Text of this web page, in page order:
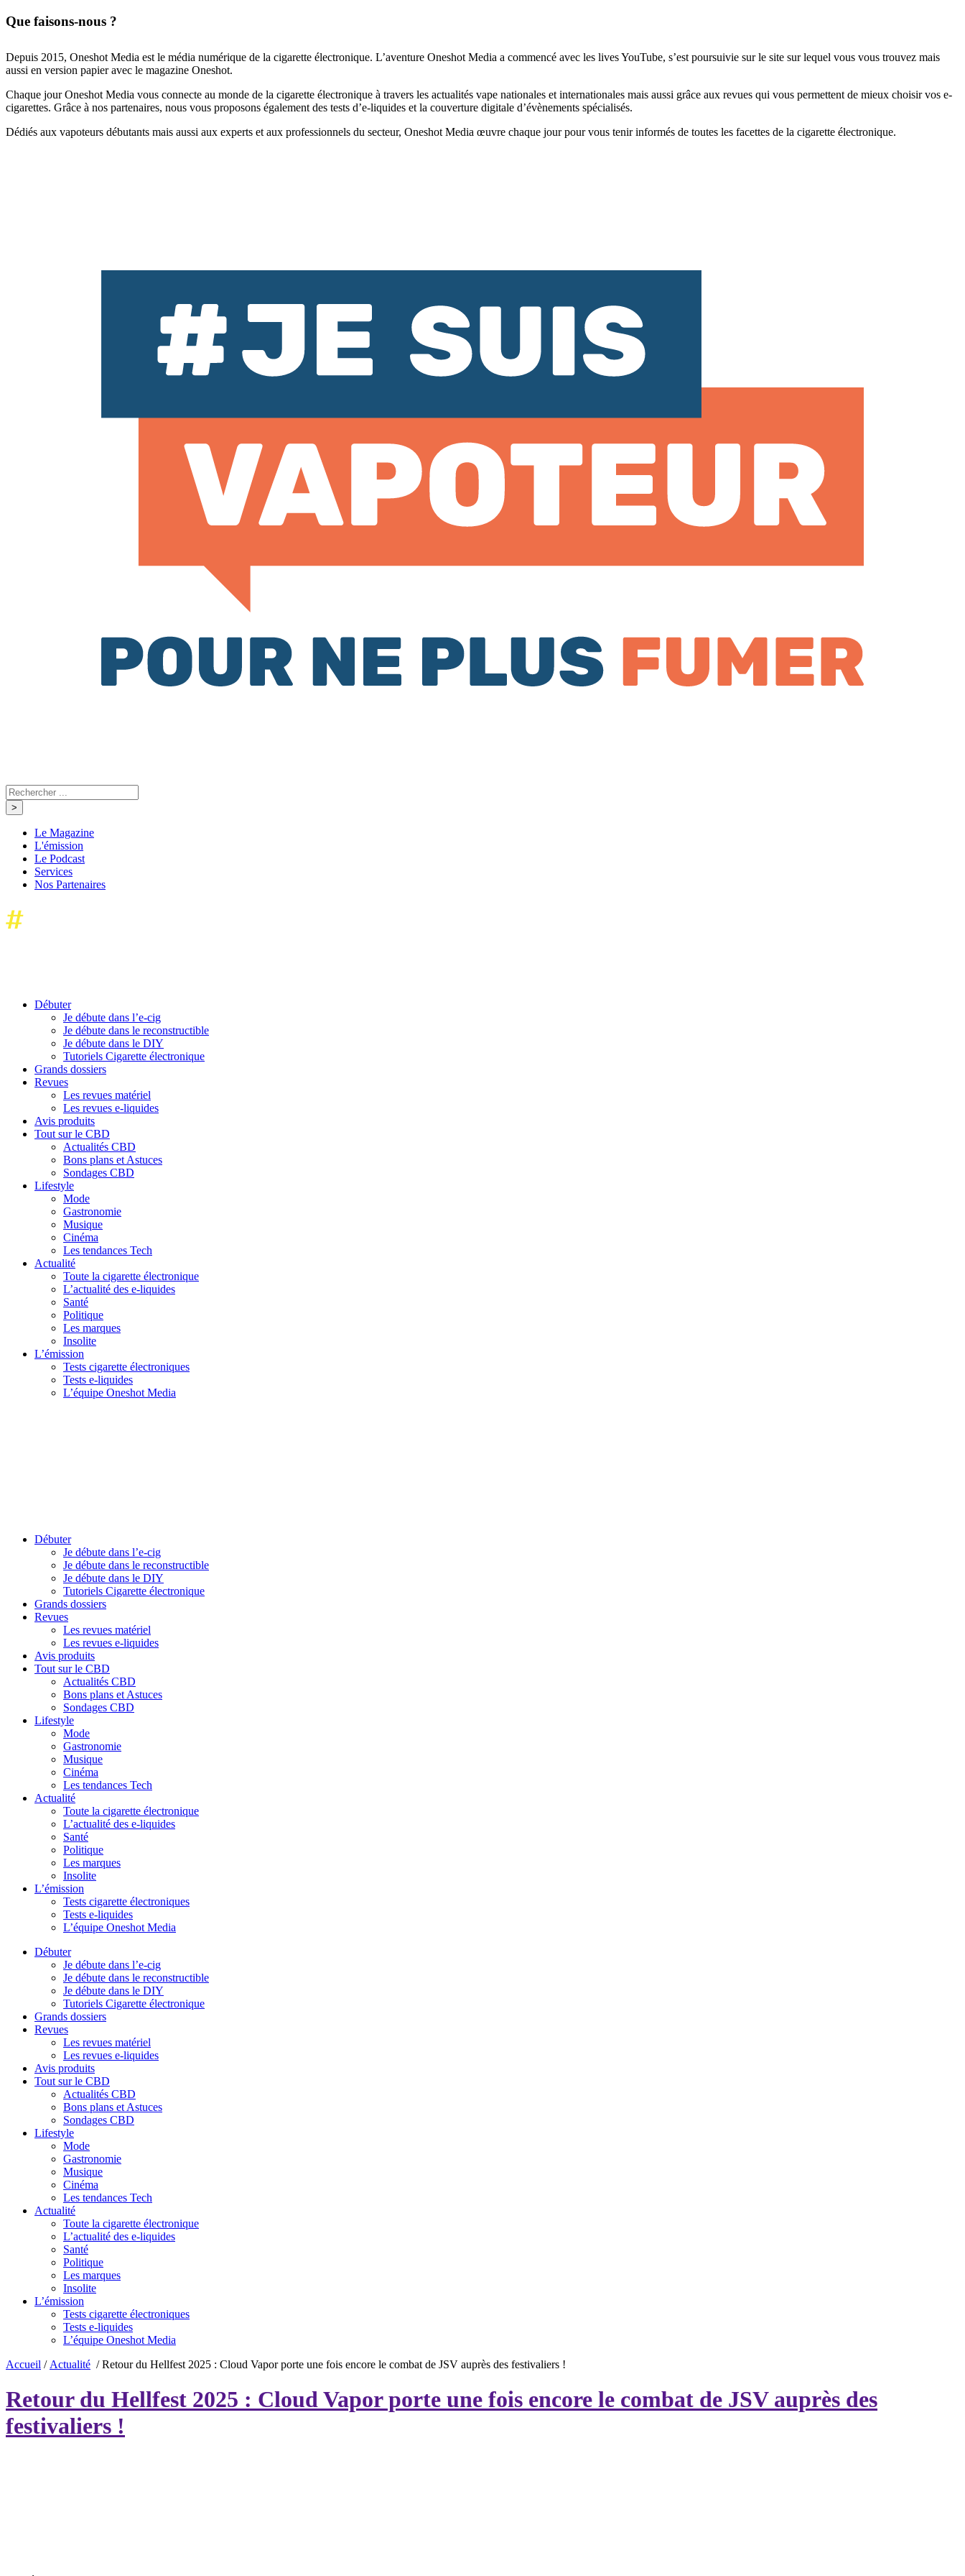
Que faisons-nous ?
Depuis 2015, Oneshot Media est le média numérique de la cigarette électronique. L’aventure Oneshot Media a commencé avec les lives YouTube, s’est poursuivie sur le site sur lequel vous vous trouvez mais
aussi en version papier avec le magazine Oneshot.
Chaque jour Oneshot Media vous connecte au monde de la cigarette électronique à travers les actualités vape nationales et internationales mais aussi grâce aux revues qui vous permettent de mieux choisir vos e-
cigarettes. Grâce à nos partenaires, nous vous proposons également des tests d’e-liquides et la couverture digitale d’évènements spécialisés.
Dédiés aux vapoteurs débutants mais aussi aux experts et aux professionnels du secteur, Oneshot Media œuvre chaque jour pour vous tenir informés de toutes les facettes de la cigarette électronique.
Le Magazine
L'émission
Le Podcast
Services
Nos Partenaires
Débuter
Je débute dans l’e-cig
Je débute dans le reconstructible
Je débute dans le DIY
Tutoriels Cigarette électronique
Grands dossiers
Revues
Les revues matériel
Les revues e-liquides
Avis produits
Tout sur le CBD
Actualités CBD
Bons plans et Astuces
Sondages CBD
Lifestyle
Mode
Gastronomie
Musique
Cinéma
Les tendances Tech
Actualité
Toute la cigarette électronique
L’actualité des e-liquides
Santé
Politique
Les marques
Insolite
L’émission
Tests cigarette électroniques
Tests e-liquides
L’équipe Oneshot Media
Débuter
Je débute dans l’e-cig
Je débute dans le reconstructible
Je débute dans le DIY
Tutoriels Cigarette électronique
Grands dossiers
Revues
Les revues matériel
Les revues e-liquides
Avis produits
Tout sur le CBD
Actualités CBD
Bons plans et Astuces
Sondages CBD
Lifestyle
Mode
Gastronomie
Musique
Cinéma
Les tendances Tech
Actualité
Toute la cigarette électronique
L’actualité des e-liquides
Santé
Politique
Les marques
Insolite
L’émission
Tests cigarette électroniques
Tests e-liquides
L’équipe Oneshot Media
Débuter
Je débute dans l’e-cig
Je débute dans le reconstructible
Je débute dans le DIY
Tutoriels Cigarette électronique
Grands dossiers
Revues
Les revues matériel
Les revues e-liquides
Avis produits
Tout sur le CBD
Actualités CBD
Bons plans et Astuces
Sondages CBD
Lifestyle
Mode
Gastronomie
Musique
Cinéma
Les tendances Tech
Actualité
Toute la cigarette électronique
L’actualité des e-liquides
Santé
Politique
Les marques
Insolite
L’émission
Tests cigarette électroniques
Tests e-liquides
L’équipe Oneshot Media
Accueil / Actualité /Retour du Hellfest 2025 : Cloud Vapor porte une fois encore le combat de JSV auprès des festivaliers !
Retour du Hellfest 2025 : Cloud Vapor porte une fois encore le combat de JSV auprès des
festivaliers !